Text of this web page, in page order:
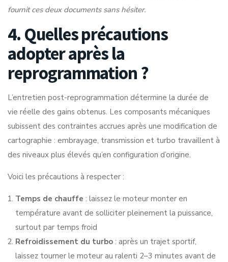
fournit ces deux documents sans hésiter.
4. Quelles précautions
adopter après la
reprogrammation ?
L’entretien post-reprogrammation détermine la durée de
vie réelle des gains obtenus. Les composants mécaniques
subissent des contraintes accrues après une modification de
cartographie : embrayage, transmission et turbo travaillent à
des niveaux plus élevés qu’en configuration d’origine.
Voici les précautions à respecter :
Temps de chauffe : laissez le moteur monter en
température avant de solliciter pleinement la puissance,
surtout par temps froid
Refroidissement du turbo : après un trajet sportif,
laissez tourner le moteur au ralenti 2–3 minutes avant de